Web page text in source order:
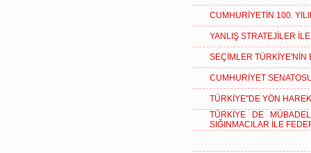
CUMHURİYETİN 100.
YANLIŞ STRATEJİLER
SEÇİMLER TÜRKİYE'NİN
CUMHURİYET
TÜRKİYE''DE YÖN
TÜRKİYE DE
SIĞINMACILAR İLE